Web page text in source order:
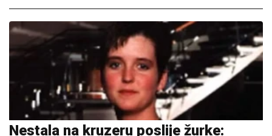
Nestala na kruzeru poslije žurke: